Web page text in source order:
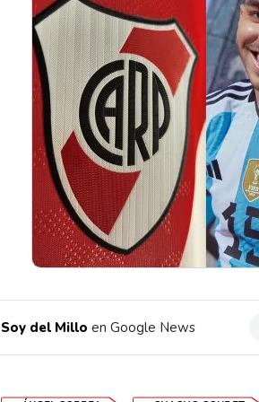
Soy del Millo en Google News